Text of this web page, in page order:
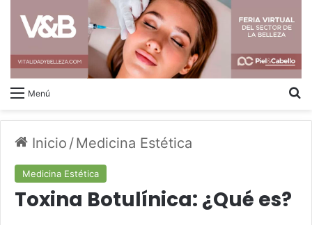
Menú
Inicio /Medicina Estética
Medicina Estética
Toxina Botulínica: ¿Qué es?